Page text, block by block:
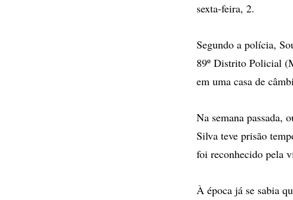
sexta-feira, 2.
Segundo a polícia,
89º Distrito Policial
em uma casa de
Na semana passada,
Silva teve prisão
foi reconhecido pela
À época já se sabia